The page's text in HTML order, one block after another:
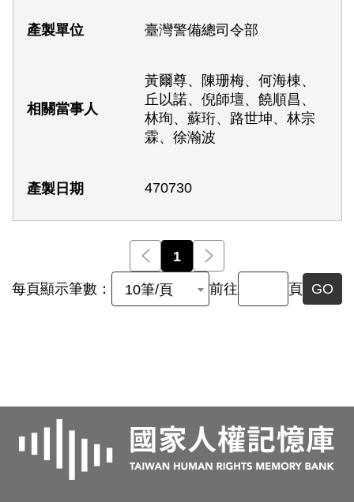
臺灣警備總司令部
黃爾尊、陳珊梅、何海棟、
丘以諾、倪師壇、饒順昌、
林珣、蘇珩、路世坤、林宗
霖、徐瀚波
470730
前一頁
1
每頁顯示筆數： 10筆/頁 前往 頁 GO